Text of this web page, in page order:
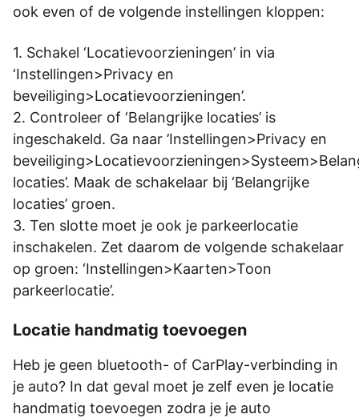
ook even of de volgende instellingen kloppen:
Schakel ‘Locatievoorzieningen’ in via
‘Instellingen>Privacy en
beveiliging>Locatievoorzieningen’.
Controleer of ‘Belangrijke locaties’ is
ingeschakeld. Ga naar ’Instellingen>Privacy en
locaties’. Maak de schakelaar bij ‘Belangrijke
locaties’ groen.
Ten slotte moet je ook je parkeerlocatie
inschakelen. Zet daarom de volgende schakelaar
op groen: ‘Instellingen>Kaarten>Toon
parkeerlocatie’.
Locatie handmatig toevoegen
Heb je geen bluetooth- of CarPlay-verbinding in
je auto? In dat geval moet je zelf even je locatie
handmatig toevoegen zodra je je auto